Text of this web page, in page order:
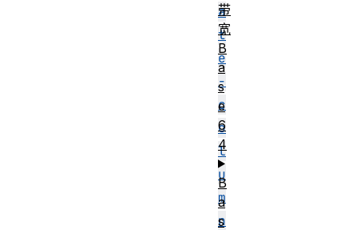
a
t
e
-
c
o
l
u
m
n
带
宽
B
a
s
e
6
4
B
a
s